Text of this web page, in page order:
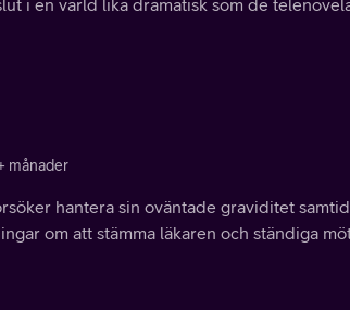
i en värld lika dramatisk som de
månader
hantera sin oväntade graviditet
om att stämma läkaren och ständiga